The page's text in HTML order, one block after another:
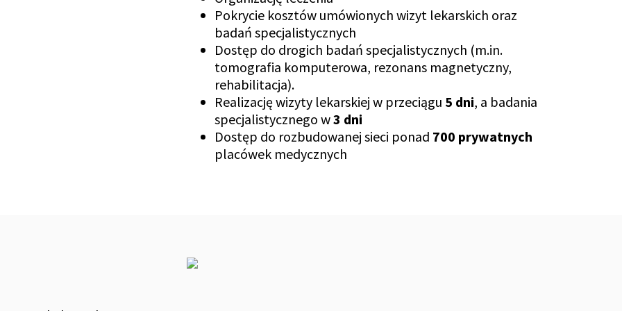
Pokrycie kosztów umówionych wizyt lekarskich oraz
badań specjalistycznych
Dostęp do drogich badań specjalistycznych (m.in.
tomografia komputerowa, rezonans magnetyczny,
rehabilitacja).
Realizację wizyty lekarskiej w przeciągu 5 dni, a badania
specjalistycznego w3 dni
Dostęp do rozbudowanej sieci ponad 700 prywatnych
placówek medycznych